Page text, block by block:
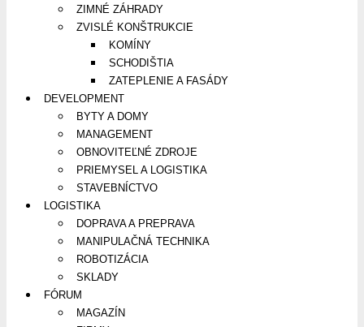
ZIMNÉ ZÁHRADY
ZVISLÉ KONŠTRUKCIE
KOMÍNY
SCHODIŠTIA
ZATEPLENIE A FASÁDY
DEVELOPMENT
BYTY A DOMY
MANAGEMENT
OBNOVITEĽNÉ ZDROJE
PRIEMYSEL A LOGISTIKA
STAVEBNÍCTVO
LOGISTIKA
DOPRAVA A PREPRAVA
MANIPULAČNÁ TECHNIKA
ROBOTIZÁCIA
SKLADY
FÓRUM
MAGAZÍN